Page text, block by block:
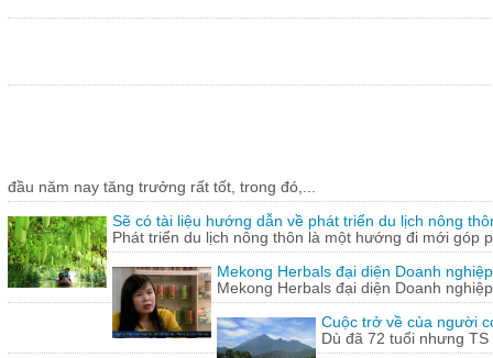
đầu năm nay tăng trưởng rất tốt, trong đó,...
Sẽ có tài liệu hướng dẫn về phát triển du lịch nông
Phát triển du lịch nông thôn là một hướng đi mới góp
Mekong Herbals đại diện Doanh
Mekong Herbals đại diện Doanh
Cuộc trở về của người
Dù đã 72 tuổi nhưng